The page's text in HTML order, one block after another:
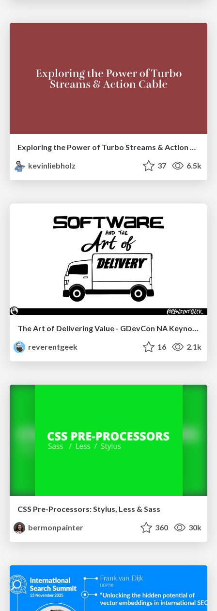
Exploring the Power of Turbo Streams & Action Cable | RailsConf2023
kevinliebholz
37 6.5k
reverentgeek
16 2.1k
CSS Pre-Processors: Stylus, Less & Sass
bermonpainter
360 30k